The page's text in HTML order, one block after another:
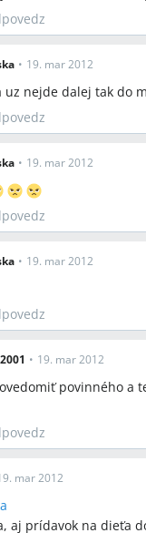
• 19. mar 2012
uz nejde dalej tak do
• 19. mar 2012
• 19. mar 2012
• 19. mar 2012
povinného a
mar 2012
aj prídavok na dieťa